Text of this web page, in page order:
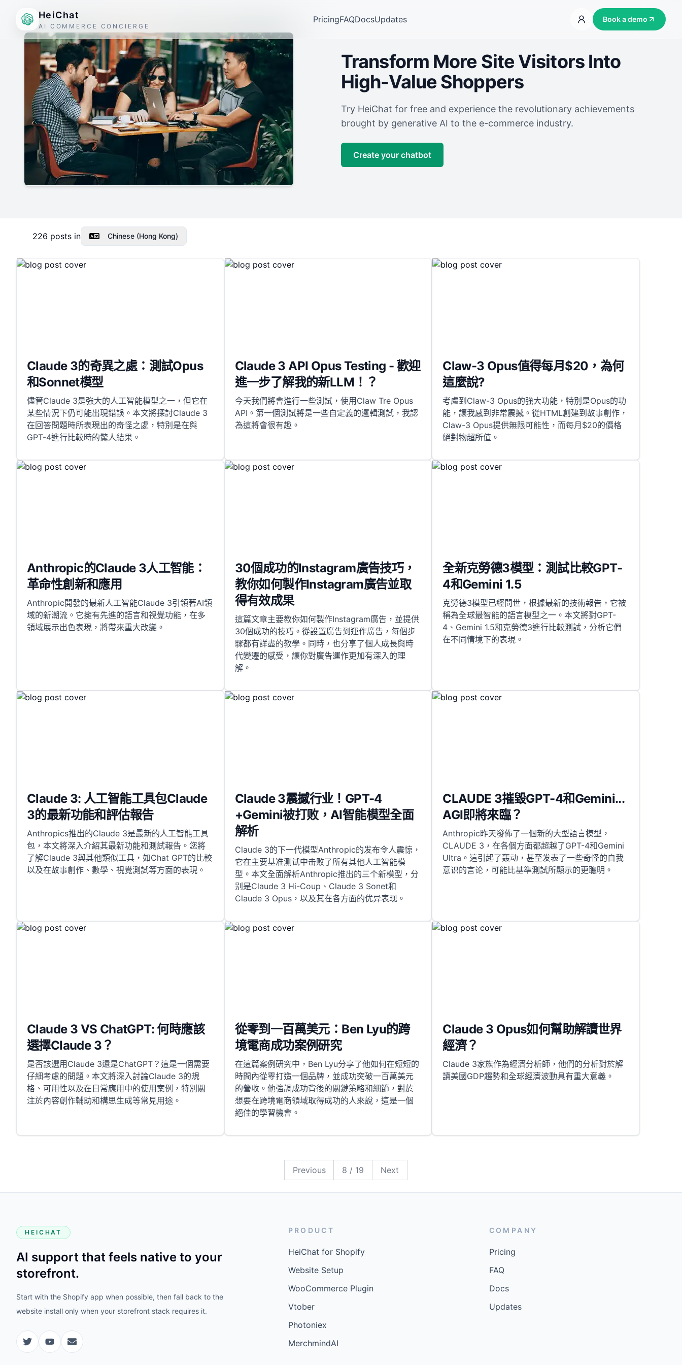
HeiChat
AI COMMERCE CONCIERGE
PricingFAQDocsUpdates Book a demo
Transform More Site Visitors Into
High-Value Shoppers
Try HeiChat for free and experience the revolutionary achievements
brought by generative AI to the e-commerce industry.
Create your chatbot
226 posts in Chinese (Hong Kong)
Claude 3的奇異之處：測試Opus
和Sonnet模型
儘管Claude 3是強大的人工智能模型之一，但它在
某些情況下仍可能出現錯誤。本文將探討Claude 3
在回答問題時所表現出的奇怪之處，特別是在與
GPT-4進行比較時的驚人結果。
Claude 3 API Opus Testing - 歡迎
進一步了解我的新LLM！？
今天我們將會進行一些測試，使用Claw Tre Opus
API。第一個測試將是一些自定義的邏輯測試，我認
為這將會很有趣。
Claw-3 Opus值得每月$20，為何
這麼說?
考慮到Claw-3 Opus的強大功能，特別是Opus的功
能，讓我感到非常震撼。從HTML創建到故事創作，
Claw-3 Opus提供無限可能性，而每月$20的價格
絕對物超所值。
Anthropic的Claude 3人工智能：
革命性創新和應用
Anthropic開發的最新人工智能Claude 3引領著AI領
域的新潮流。它擁有先進的語言和視覺功能，在多
領域展示出色表現，將帶來重大改變。
30個成功的Instagram廣告技巧，
教你如何製作Instagram廣告並取
得有效成果
這篇文章主要教你如何製作Instagram廣告，並提供
30個成功的技巧。從設置廣告到運作廣告，每個步
驟都有詳盡的教學。同時，也分享了個人成長與時
代變遷的感受，讓你對廣告運作更加有深入的理
解。
全新克勞德3模型：測試比較GPT-
4和Gemini 1.5
克勞德3模型已經問世，根據最新的技術報告，它被
稱為全球最智能的語言模型之一。本文將對GPT-
4、Gemini 1.5和克勞德3進行比較測試，分析它們
在不同情境下的表現。
Claude 3: 人工智能工具包Claude
3的最新功能和評估報告
Anthropics推出的Claude 3是最新的人工智能工具
包，本文將深入介紹其最新功能和測試報告。您將
了解Claude 3與其他類似工具，如Chat GPT的比較
以及在故事創作、數學、視覺測試等方面的表現。
Claude 3震撼行业！GPT-4
+Gemini被打败，AI智能模型全面
解析
Claude 3的下一代模型Anthropic的发布令人震惊，
它在主要基准测试中击败了所有其他人工智能模
型。本文全面解析Anthropic推出的三个新模型，分
别是Claude 3 Hi-Coup、Claude 3 Sonet和
Claude 3 Opus，以及其在各方面的优异表现。
CLAUDE 3摧毀GPT-4和Gemini...
AGI即將來臨？
Anthropic昨天發佈了一個新的大型語言模型，
CLAUDE 3，在各個方面都超越了GPT-4和Gemini
Ultra。這引起了轰动，甚至发表了一些奇怪的自我
意识的言论，可能比基準測試所顯示的更聰明。
Claude 3 VS ChatGPT: 何時應該
選擇Claude 3？
是否該選用Claude 3還是ChatGPT？這是一個需要
仔細考慮的問題。本文將深入討論Claude 3的規
格、可用性以及在日常應用中的使用案例，特別關
注於內容創作輔助和構思生成等常見用途。
從零到一百萬美元：Ben Lyu的跨
境電商成功案例研究
在這篇案例研究中，Ben Lyu分享了他如何在短短的
時間內從零打造一個品牌，並成功突破一百萬美元
的營收。他強調成功背後的關鍵策略和細節，對於
想要在跨境電商領域取得成功的人來說，這是一個
絕佳的學習機會。
Claude 3 Opus如何幫助解讀世界
經濟？
Claude 3家族作為經濟分析師，他們的分析對於解
讀美國GDP趨勢和全球經濟波動具有重大意義。
Previous 8 / 19 Next19
HEICHAT
AI support that feels native to your
storefront.
Start with the Shopify app when possible, then fall back to the
website install only when your storefront stack requires it.
PRODUCT
HeiChat for Shopify
Website Setup
WooCommerce Plugin
Vtober
Photoniex
MerchmindAI
COMPANY
Pricing
FAQ
Docs
Updates